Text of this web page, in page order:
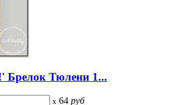
Брелок Тюлени 1...
x 64 руб